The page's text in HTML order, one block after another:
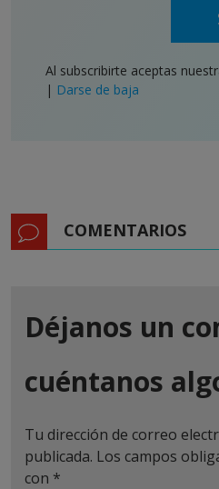
Al subscribirte aceptas
| Darse de baja
COMENTARIOS
Déjanos un
cuéntanos
Tu dirección de correo
publicada. Los campos
con *